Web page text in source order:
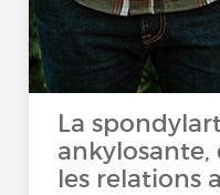
La
les relations